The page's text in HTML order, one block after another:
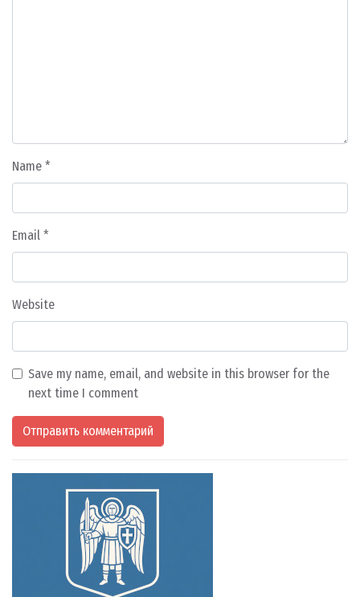
Name *
Email *
Website
Save my name, email, and website in this browser for the
next time I comment